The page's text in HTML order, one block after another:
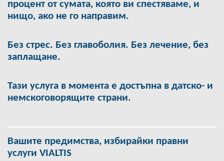
процент от сумата, която ви спестяваме, и
нищо, ако не го направим.
Без стрес. Без главоболия. Без лечение, без
заплащане.
Тази услуга в момента е достъпна в датско- и
немскоговорящите страни.
Вашите предимства, избирайки правни
услуги VIALTIS